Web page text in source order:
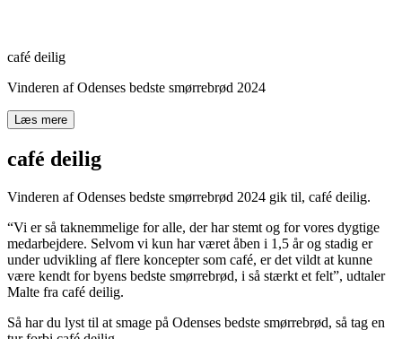
café deilig
Vinderen af Odenses bedste smørrebrød 2024
Læs mere
café deilig
Vinderen af Odenses bedste smørrebrød 2024 gik til, café deilig.
“Vi er så taknemmelige for alle, der har stemt og for vores dygtige
medarbejdere. Selvom vi kun har været åben i 1,5 år og stadig er
under udvikling af flere koncepter som café, er det vildt at kunne
være kendt for byens bedste smørrebrød, i så stærkt et felt”, udtaler
Malte fra café deilig.
Så har du lyst til at smage på Odenses bedste smørrebrød, så tag en